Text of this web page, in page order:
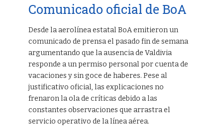
Comunicado oficial de BoA
Desde la aerolínea estatal BoA emitieron un
comunicado de prensa el pasado fin de semana
argumentando que la ausencia de Valdivia
responde a un permiso personal por cuenta de
vacaciones y sin goce de haberes. Pese al
justificativo oficial, las explicaciones no
frenaron la ola de críticas debido a las
constantes observaciones que arrastra el
servicio operativo de la línea aérea.